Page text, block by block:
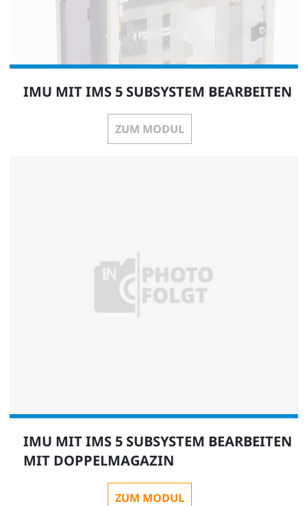
IMU MIT IMS 5 SUBSYSTEM BEARBEITEN
ZUM MODUL
IMU MIT IMS 5 SUBSYSTEM BEARBEITEN
MIT DOPPELMAGAZIN
ZUM MODUL